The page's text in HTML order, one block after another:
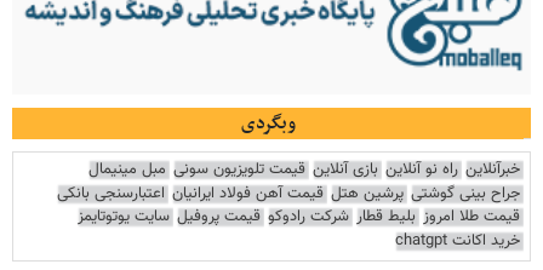
وبگردی
خبرآنلاین راه نو آنلاین بازی آنلاین قیمت تلویزیون سونی مبل مینیمال
جراح بینی گوشتی پرشین هتل قیمت آهن فولاد ایرانیان اعتبارسنجی بانکی
قیمت طلا امروز بلیط قطار شرکت رادوکو قیمت پروفیل سایت یوتوتایمز
خرید اکانت chatgpt